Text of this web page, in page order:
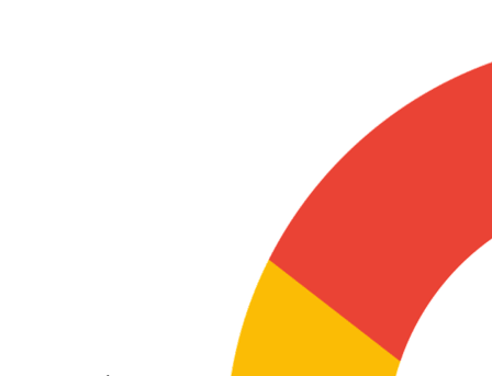
Mundial 2026
La Sole en
Cadena 3